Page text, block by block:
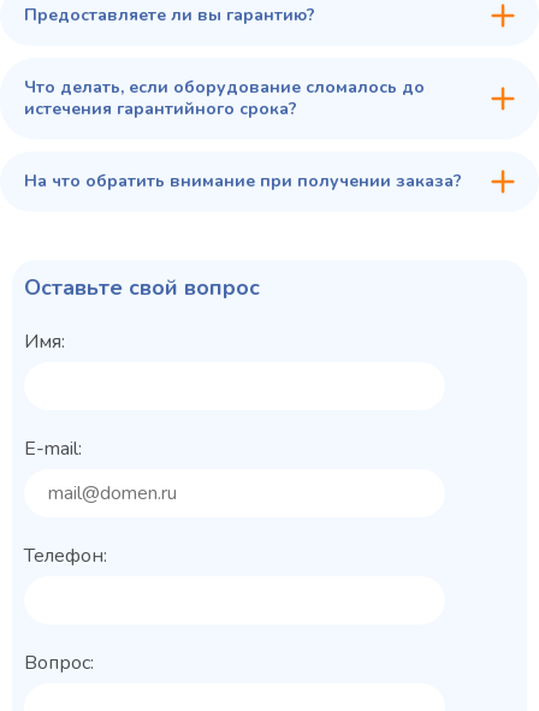
Предоставляете ли вы гарантию?
Что делать, если оборудование сломалось до
истечения гарантийного срока?
На что обратить внимание при получении заказа?
Оставьте свой вопрос
Имя:
E-mail:
Телефон:
Вопрос: